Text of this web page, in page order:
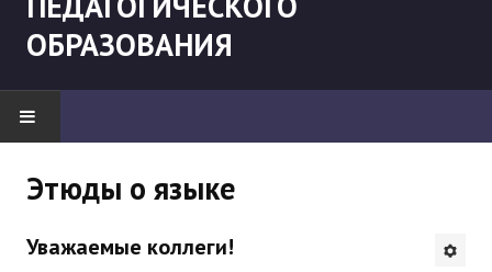
ОБРАЗОВАНИЯ
Этюды о языке
Уважаемые коллеги!